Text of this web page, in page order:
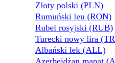
Złoty polski (PLN)
Rumuński leu (RON)
Rubel rosyjski (RUB)
Turecki nowy lira
Albański lek (ALL)